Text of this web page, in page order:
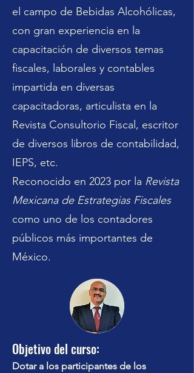
el campo de Bebidas Alcohólicas,
con gran experiencia en la
capacitación de diversos temas
fiscales, laborales y contables
impartida en diversas
capacitadoras, articulista en la
Revista Consultorio Fiscal, escritor
de diversos libros de contabilidad,
IEPS, etc.
Reconocido en 2023 por la Revista
Mexicana de Estrategias Fiscales
como uno de los contadores
públicos más importantes de
México.
Objetivo del curso:
Dotar a los participantes de los